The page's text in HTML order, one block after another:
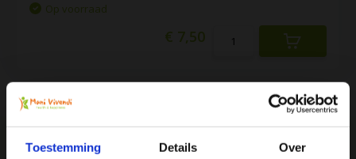
Toestemming Details Over
Op voorraad
€ 7,50